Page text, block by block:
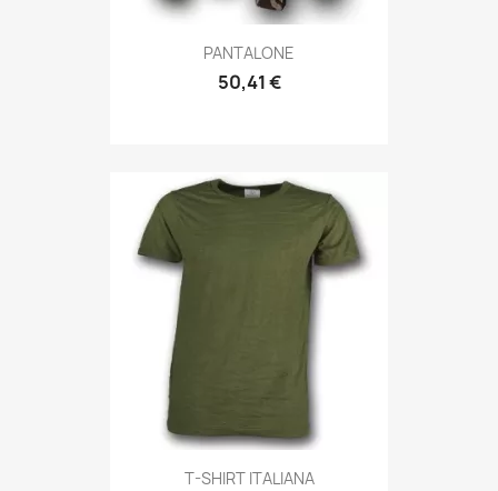
Anteprima
PANTALONE
50,41 €
Anteprima
T-SHIRT ITALIANA